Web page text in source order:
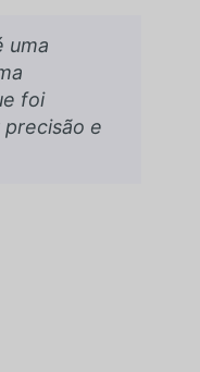
uma
foi
precisão e